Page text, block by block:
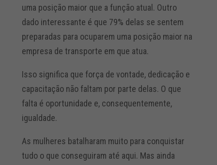
uma posição maior que a função atual. Outro
dado interessante é que 79% delas se sentem
preparadas para ocuparem uma posição maior na
empresa de transporte em que atua.
Isso significa que força de vontade, dedicação e
capacitação não faltam por parte delas. O que
falta é oportunidade e, consequentemente,
igualdade.
As mulheres batalharam muito para conquistar
tudo o que conseguiram até aqui. Mas ainda